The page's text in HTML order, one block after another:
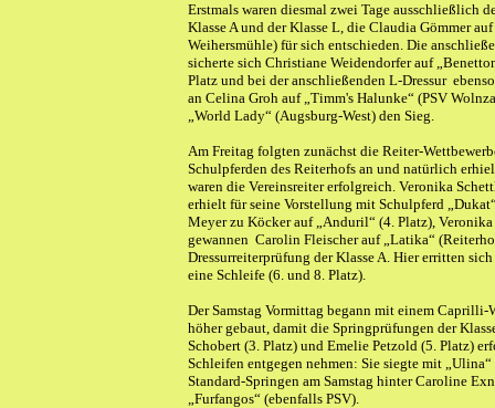
Erstmals waren diesmal zwei Tage ausschließlich
Klasse A und der Klasse L, die Claudia Gömmer
Weihersmühle) für sich entschieden. Die
sicherte sich Christiane Weidendorfer auf
Platz und bei der anschließenden L-Dressur
an Celina Groh auf „Timm's Halunke“ (PSV
„World Lady“ (Augsburg-West) den Sieg.
Am Freitag folgten zunächst die Reiter-
Schulpferden des Reiterhofs an und natürlich
waren die Vereinsreiter erfolgreich. Veronika
erhielt für seine Vorstellung mit Schulpferd
Meyer zu Köcker auf „Anduril“ (4. Platz),
gewannen Carolin Fleischer auf „Latika“
Dressurreiterprüfung der Klasse A. Hier erritten
eine Schleife (6. und 8. Platz).
Der Samstag Vormittag begann mit einem
höher gebaut, damit die Springprüfungen der
Schobert (3. Platz) und Emelie Petzold (5. Platz)
Schleifen entgegen nehmen: Sie siegte mit
Standard-Springen am Samstag hinter Caroline
„Furfangos“ (ebenfalls PSV).